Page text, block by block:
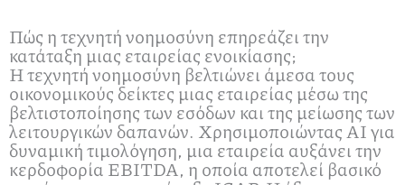
Πώς η τεχνητή νοημοσύνη επηρεάζει την
κατάταξη μιας εταιρείας ενοικίασης;
Η τεχνητή νοημοσύνη βελτιώνει άμεσα τους
οικονομικούς δείκτες μιας εταιρείας μέσω της
βελτιστοποίησης των εσόδων και της μείωσης των
λειτουργικών δαπανών. Χρησιμοποιώντας AI για
δυναμική τιμολόγηση, μια εταιρεία αυξάνει την
κερδοφορία EBITDA, η οποία αποτελεί βασικό